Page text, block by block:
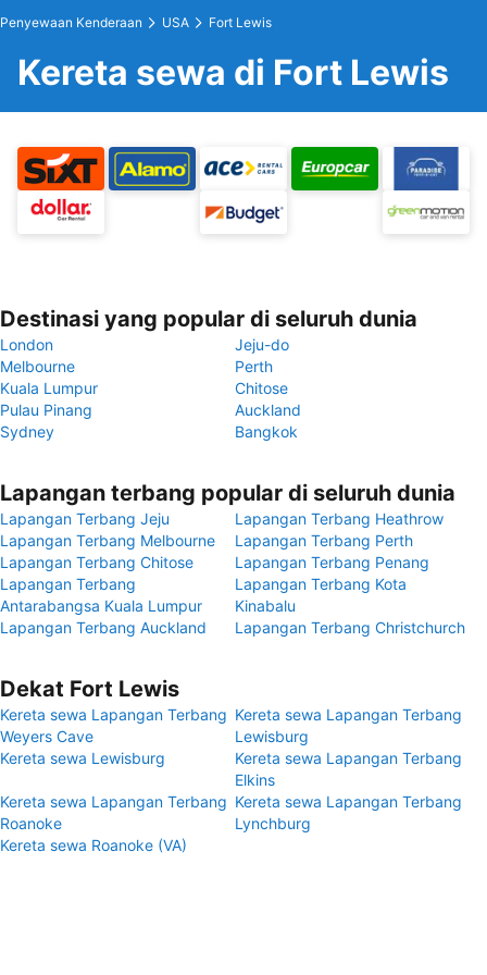
Penyewaan Kenderaan USA Fort Lewis
Kereta sewa di Fort Lewis
Destinasi yang popular di seluruh dunia
London
Jeju-do
Melbourne
Perth
Kuala Lumpur
Chitose
Pulau Pinang
Auckland
Sydney
Bangkok
Lapangan terbang popular di seluruh dunia
Lapangan Terbang Jeju
Lapangan Terbang Heathrow
Lapangan Terbang Melbourne
Lapangan Terbang Perth
Lapangan Terbang Chitose
Lapangan Terbang Penang
Lapangan Terbang
Antarabangsa Kuala Lumpur
Lapangan Terbang Kota
Kinabalu
Lapangan Terbang Auckland
Lapangan Terbang Christchurch
Dekat Fort Lewis
Kereta sewa Lapangan Terbang
Weyers Cave
Kereta sewa Lapangan Terbang
Lewisburg
Kereta sewa Lewisburg
Kereta sewa Lapangan Terbang
Elkins
Kereta sewa Lapangan Terbang
Roanoke
Kereta sewa Lapangan Terbang
Lynchburg
Kereta sewa Roanoke (VA)